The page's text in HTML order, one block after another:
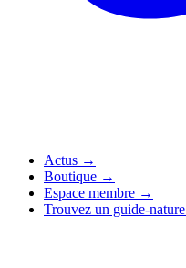
Actus →
Boutique →
Espace membre →
Trouvez un guide-nature